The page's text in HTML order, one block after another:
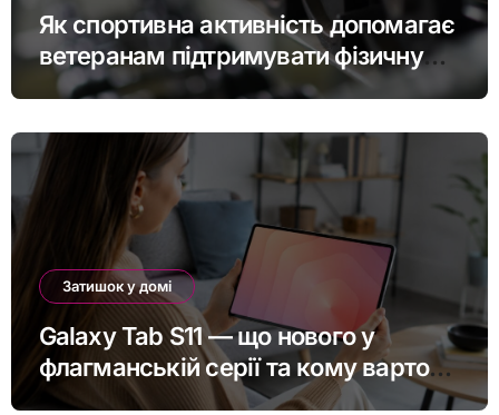
Як спортивна активність допомагає
ветеранам підтримувати фізичну
форму та якість життя
Затишок у домі
Galaxy Tab S11 — що нового у
флагманській серії та кому варто
оновитись